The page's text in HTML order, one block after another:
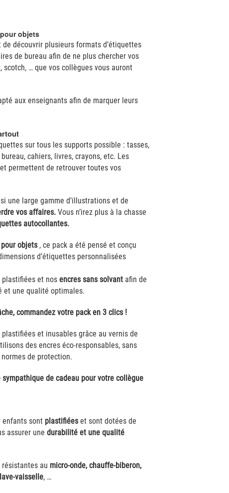
objets
de découvrir plusieurs formats d’étiquettes
de bureau afin de ne plus chercher vos
scotch, … que vos collègues vous auront
aux enseignants afin de marquer leurs
sur tous les supports possible : tasses,
cahiers, livres, crayons, etc. Les
permettent de retrouver toutes vos
une large gamme d’illustrations et de
vos affaires. Vous n’irez plus à la chasse
autocollantes.
objets , ce pack a été pensé et conçu
d’étiquettes personnalisées
et nos encres sans solvant afin de
et une qualité optimales.
commandez votre pack en 3 clics !
et inusables grâce au vernis de
des encres éco-responsables, sans
de protection.
de cadeau pour votre collègue
enfants sont plastifiéeset sont dotées de
assurer une durabilité et une qualité
au micro-onde, chauffe-biberon,
vaisselle, …